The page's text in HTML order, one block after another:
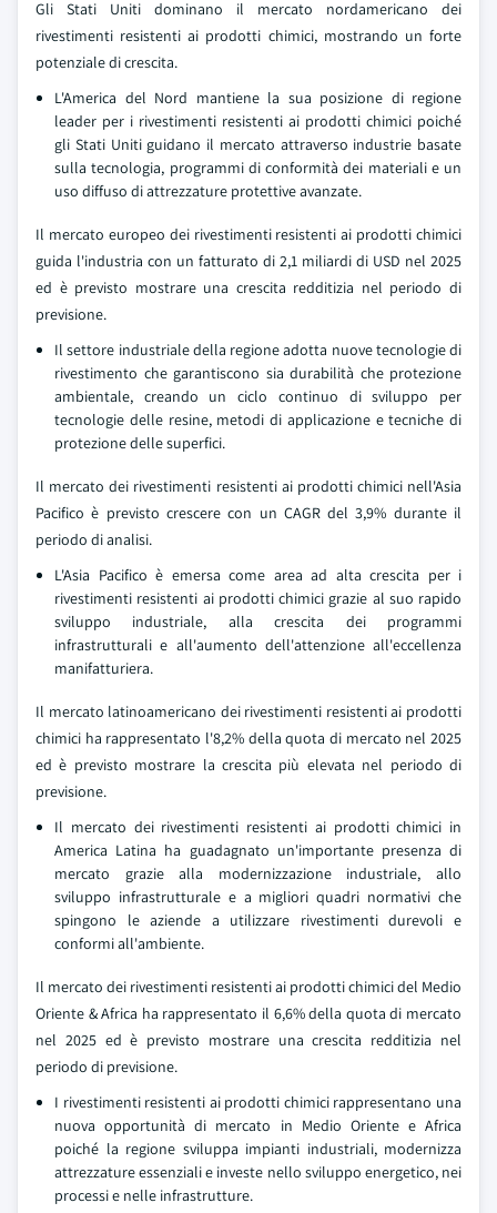
Gli Stati Uniti dominano il mercato nordamericano dei
rivestimenti resistenti ai prodotti chimici, mostrando un forte
potenziale di crescita.
L'America del Nord mantiene la sua posizione di regione
leader per i rivestimenti resistenti ai prodotti chimici poiché
gli Stati Uniti guidano il mercato attraverso industrie basate
sulla tecnologia, programmi di conformità dei materiali e un
uso diffuso di attrezzature protettive avanzate.
Il mercato europeo dei rivestimenti resistenti ai prodotti chimici
guida l'industria con un fatturato di 2,1 miliardi di USD nel 2025
ed è previsto mostrare una crescita redditizia nel periodo di
previsione.
Il settore industriale della regione adotta nuove tecnologie di
rivestimento che garantiscono sia durabilità che protezione
ambientale, creando un ciclo continuo di sviluppo per
tecnologie delle resine, metodi di applicazione e tecniche di
protezione delle superfici.
Il mercato dei rivestimenti resistenti ai prodotti chimici nell'Asia
Pacifico è previsto crescere con un CAGR del 3,9% durante il
periodo di analisi.
L'Asia Pacifico è emersa come area ad alta crescita per i
rivestimenti resistenti ai prodotti chimici grazie al suo rapido
sviluppo industriale, alla crescita dei programmi
infrastrutturali e all'aumento dell'attenzione all'eccellenza
manifatturiera.
Il mercato latinoamericano dei rivestimenti resistenti ai prodotti
chimici ha rappresentato l'8,2% della quota di mercato nel 2025
ed è previsto mostrare la crescita più elevata nel periodo di
previsione.
Il mercato dei rivestimenti resistenti ai prodotti chimici in
America Latina ha guadagnato un'importante presenza di
mercato grazie alla modernizzazione industriale, allo
sviluppo infrastrutturale e a migliori quadri normativi che
spingono le aziende a utilizzare rivestimenti durevoli e
conformi all'ambiente.
Il mercato dei rivestimenti resistenti ai prodotti chimici del Medio
Oriente & Africa ha rappresentato il 6,6% della quota di mercato
nel 2025 ed è previsto mostrare una crescita redditizia nel
periodo di previsione.
I rivestimenti resistenti ai prodotti chimici rappresentano una
nuova opportunità di mercato in Medio Oriente e Africa
poiché la regione sviluppa impianti industriali, modernizza
attrezzature essenziali e investe nello sviluppo energetico, nei
processi e nelle infrastrutture.